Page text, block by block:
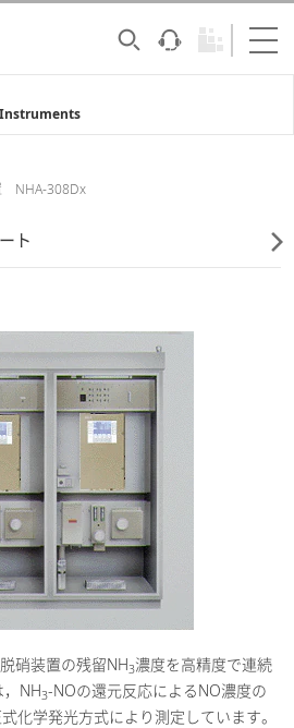
NHA-308Dx
ト
硝装置の残留NH3濃度を高精度で連続
NH3-NOの還元反応によるNO濃度の
化学発光方式により測定しています。